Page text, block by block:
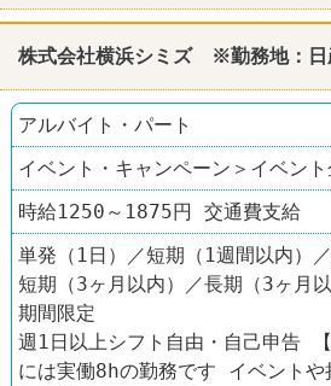
社員登用あり 駅チカ 学歴不
ラーメン 中国ラーメン 揚州商
株式会社横浜シミズ ※勤務地：日
アルバイト・パート
イベント・キャンペーン＞イベン
時給1250～1875円 交通費支給
単発（1日）／短期（1週間以内）
短期（3ヶ月以内）／長期（3ヶ月
期間限定
週1日以上シフト自由・自己申告
には実働8hの勤務です イベントや